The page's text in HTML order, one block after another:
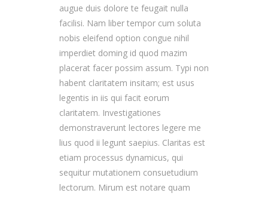
augue duis dolore te feugait nulla
facilisi. Nam liber tempor cum soluta
nobis eleifend option congue nihil
imperdiet doming id quod mazim
placerat facer possim assum. Typi non
habent claritatem insitam; est usus
legentis in iis qui facit eorum
claritatem. Investigationes
demonstraverunt lectores legere me
lius quod ii legunt saepius. Claritas est
etiam processus dynamicus, qui
sequitur mutationem consuetudium
lectorum. Mirum est notare quam